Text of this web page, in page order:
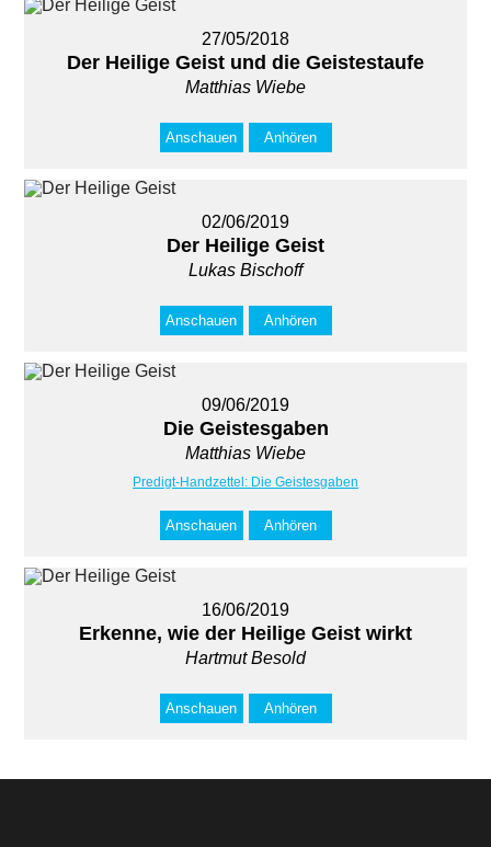
27/05/2018
Der Heilige Geist und die Geistestaufe
Matthias Wiebe
Anschauen Anhören
02/06/2019
Der Heilige Geist
Lukas Bischoff
Anschauen Anhören
09/06/2019
Die Geistesgaben
Matthias Wiebe
Predigt-Handzettel: Die Geistesgaben
Anschauen Anhören
16/06/2019
Erkenne, wie der Heilige Geist wirkt
Hartmut Besold
Anschauen Anhören